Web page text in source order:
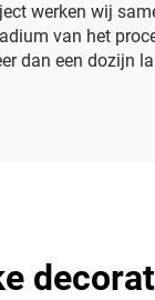
werken wij
van het
dan een dozijn